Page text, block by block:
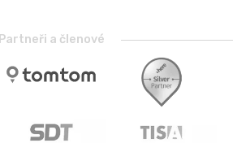
Partneři a členové